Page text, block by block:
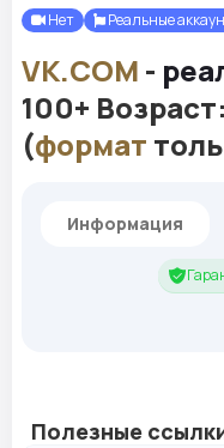
Нет Реальные
VK.COM -
100+
(формат
Информация
Полезные